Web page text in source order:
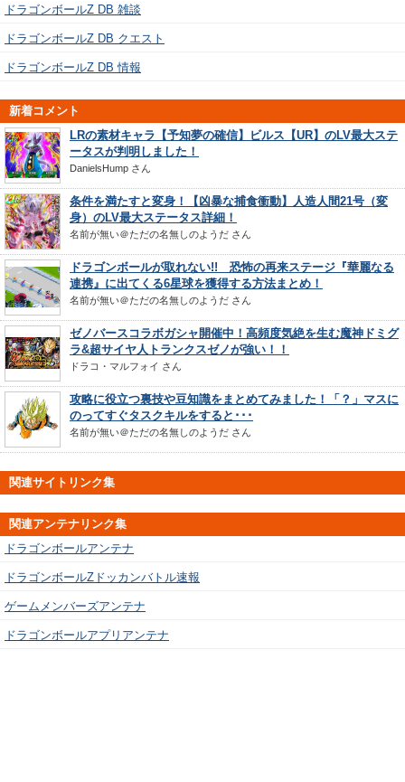
ドラゴンボールZ DB 雑談
ドラゴンボールZ DB クエスト
ドラゴンボールZ DB 情報
新着コメント
LRの素材キャラ【予知夢の確信】ビルス【UR】のLV最大ステ
ータスが判明しました！
DanielsHump さん
条件を満たすと変身！【凶暴な捕食衝動】人造人間21号（変
身）のLV最大ステータス詳細！
名前が無い＠ただの名無しのようだ さん
ドラゴンボールが取れない!! 恐怖の再来ステージ『華麗なる
連携』に出てくる6星球を獲得する方法まとめ！
名前が無い＠ただの名無しのようだ さん
ゼノバースコラボガシャ開催中！高頻度気絶を生む魔神ドミグ
ラ&超サイヤ人トランクスゼノが強い！！
ドラコ・マルフォイ さん
攻略に役立つ裏技や豆知識をまとめてみました！「？」マスに
のってすぐタスクキルをすると･･･
名前が無い＠ただの名無しのようだ さん
関連サイトリンク集
関連アンテナリンク集
ドラゴンボールアンテナ
ドラゴンボールZドッカンバトル速報
ゲームメンバーズアンテナ
ドラゴンボールアプリアンテナ